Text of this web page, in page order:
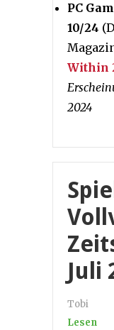
PC
10/24
Within
2024
Juli
Tobi
Lesen